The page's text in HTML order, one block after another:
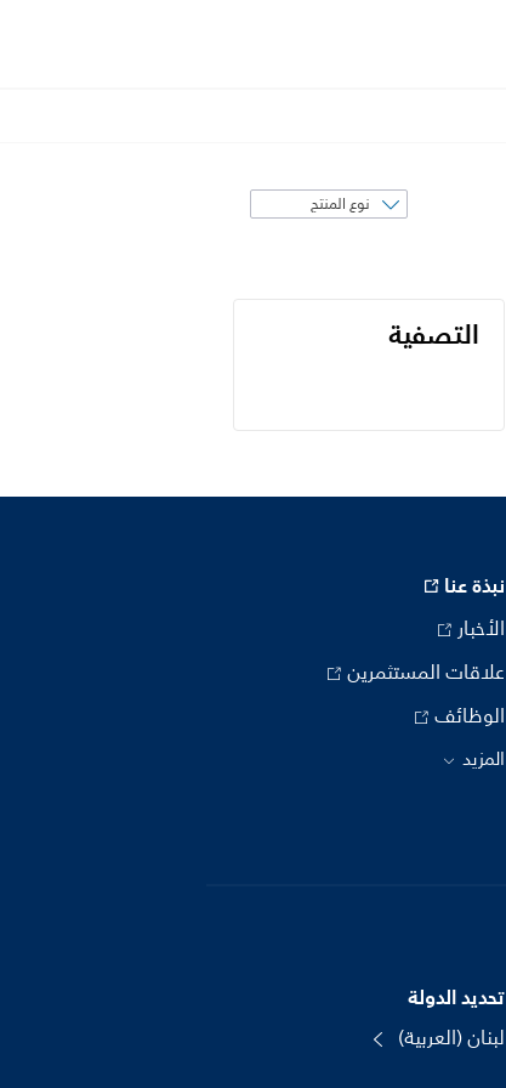
فرز
حسب
التصفية
نبذة عنا
الأخبار
علاقات المستثمرين
الوظائف
المزيد
تحديد الدولة
لبنان (العربية)